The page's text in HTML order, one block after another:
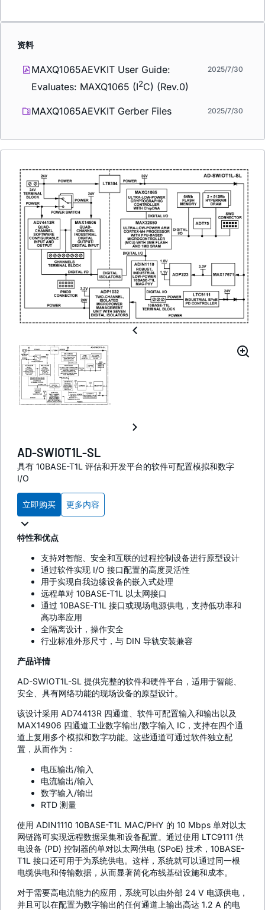
资料
MAXQ1065AEVKIT User Guide:
Evaluates: MAXQ1065 (I2C) (Rev.0)
2025/7/30
MAXQ1065AEVKIT Gerber Files 2025/7/30
AD-SWIOT1L-SL
具有 10BASE-T1L 评估和开发平台的软件可配置模拟和数字
I/O
立即购买 更多内容
特性和优点
支持对智能、安全和互联的过程控制设备进行原型设计
通过软件实现 I/O 接口配置的高度灵活性
用于实现自我边缘设备的嵌入式处理
远程单对 10BASE-T1L 以太网接口
通过 10BASE-T1L 接口或现场电源供电，支持低功率和
高功率应用
全隔离设计，操作安全
行业标准外形尺寸，与 DIN 导轨安装兼容
产品详情
AD-SWIOT1L-SL 提供完整的软件和硬件平台，适用于智能、
安全、具有网络功能的现场设备的原型设计。
该设计采用 AD74413R 四通道、软件可配置输入和输出以及
MAX14906 四通道工业数字输出/数字输入 IC，支持在四个通
道上复用多个模拟和数字功能。这些通道可通过软件独立配
置，从而作为：
电压输出/输入
电流输出/输入
数字输入/输出
RTD 测量
使用 ADIN1110 10BASE-T1L MAC/PHY 的 10 Mbps 单对以太
网链路可实现远程数据采集和设备配置。通过使用 LTC9111 供
电设备 (PD) 控制器的单对以太网供电 (SPoE) 技术，10BASE-
T1L 接口还可用于为系统供电。这样，系统就可以通过同一根
电缆供电和传输数据，从而显著简化布线基础设施和成本。
对于需要高电流能力的应用，系统可以由外部 24 V 电源供电，
并且可以在配置为数字输出的任何通道上输出高达 1.2 A 的电